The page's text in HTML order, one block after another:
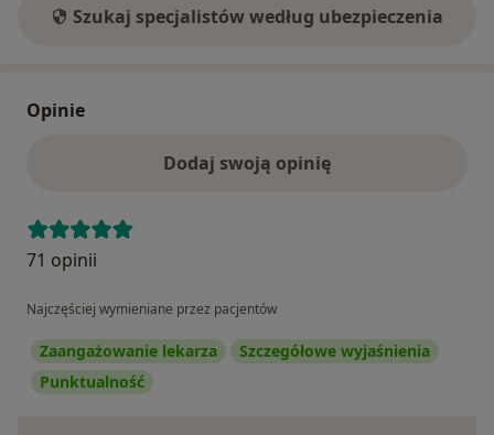
Szukaj specjalistów według ubezpieczenia
Opinie
Dodaj swoją opinię
71 opinii
Najczęściej wymieniane przez pacjentów
Zaangażowanie lekarza
Szczegółowe wyjaśnienia
Punktualność